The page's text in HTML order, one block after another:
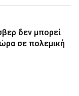
δεν μπορεί
σε πολεμική